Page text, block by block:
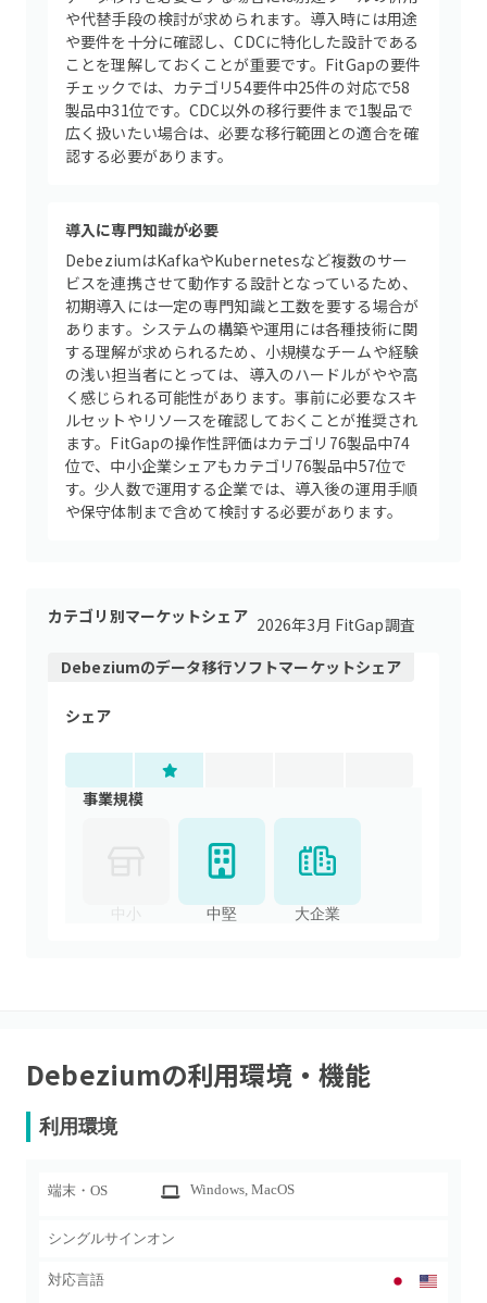
や代替手段の検討が求められます。導入時には用途
や要件を十分に確認し、CDCに特化した設計である
ことを理解しておくことが重要です。FitGapの要件
チェックでは、カテゴリ54要件中25件の対応で58
製品中31位です。CDC以外の移行要件まで1製品で
広く扱いたい場合は、必要な移行範囲との適合を確
認する必要があります。
導入に専門知識が必要
DebeziumはKafkaやKubernetesなど複数のサー
ビスを連携させて動作する設計となっているため、
初期導入には一定の専門知識と工数を要する場合が
あります。システムの構築や運用には各種技術に関
する理解が求められるため、小規模なチームや経験
の浅い担当者にとっては、導入のハードルがやや高
く感じられる可能性があります。事前に必要なスキ
ルセットやリソースを確認しておくことが推奨され
ます。FitGapの操作性評価はカテゴリ76製品中74
位で、中小企業シェアもカテゴリ76製品中57位で
す。少人数で運用する企業では、導入後の運用手順
や保守体制まで含めて検討する必要があります。
カテゴリ別マーケットシェア 2026年3月 FitGap調査
Debeziumのデータ移行ソフトマーケットシェア
シェア
事業規模
中堅 大企業
Debeziumの利用環境・機能
利用環境
端末・OS Windows, MacOS
シングルサインオン
対応言語